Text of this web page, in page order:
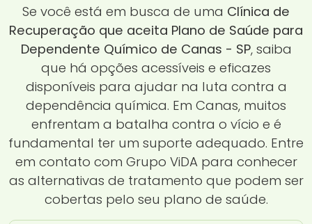
Se você está em busca de uma Clínica de
Recuperação que aceita Plano de Saúde para
Dependente Químico de Canas - SP, saiba
que há opções acessíveis e eficazes
disponíveis para ajudar na luta contra a
dependência química. Em Canas, muitos
enfrentam a batalha contra o vício e é
fundamental ter um suporte adequado. Entre
em contato com Grupo ViDA para conhecer
as alternativas de tratamento que podem ser
cobertas pelo seu plano de saúde.